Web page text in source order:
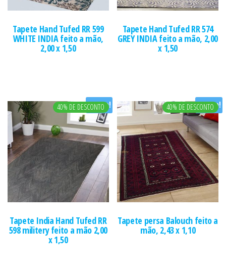
Tapete Hand Tufed RR 599
WHITE INDIA feito a mão,
2,00 x 1,50
Tapete Hand Tufed RR 574
GREY INDIA feito a mão, 2,00
x 1,50
Oferta!
40% DE DESCONTO
Tapete India Hand Tufed RR
598 militery feito a mão 2,00
x 1,50
Oferta!
40% DE DESCONTO
Tapete persa Balouch feito a
mão, 2,43 x 1,10